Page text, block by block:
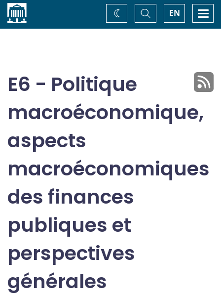
Accueil EN
Basculer
la
recherche
Changez
de
E6 - Politique
macroéconomique,
aspects
macroéconomiques
des finances
publiques et
perspectives
générales